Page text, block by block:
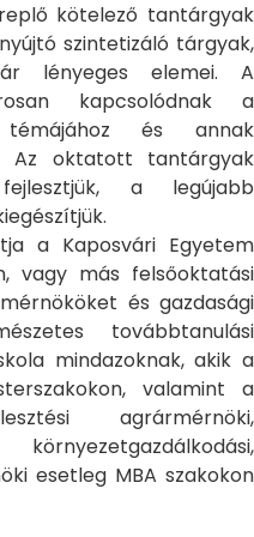
kötelező tantárgyak
szintetizáló tárgyak,
lényeges elemei. A
kapcsolódnak a
témájához és annak
Az oktatott tantárgyak
a legújabb
a Kaposvári Egyetem
vagy más felsőoktatási
és gazdasági
továbbtanulási
mindazoknak, akik a
valamint a
agrármérnöki,
esetleg MBA szakokon